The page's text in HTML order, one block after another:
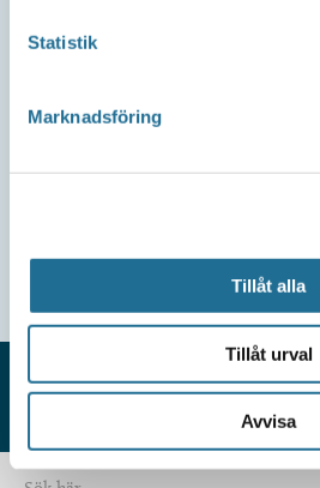
Statistik
Marknadsföring
Tillåt alla
Tillåt urval
Avvisa
HITTAR DU INTE